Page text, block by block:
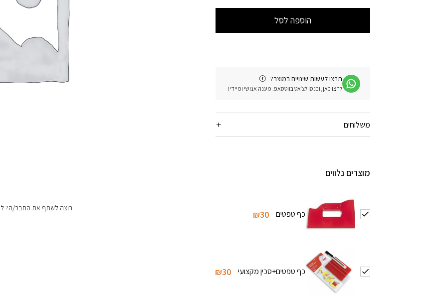
הוספה לסל
תרצו לעשות שינויים במוצר?
לחצו כאן, וכנסו לצ׳אט בווטסאפ. מענה אנושי ומיידי!
משלוחים
מוצרים נלווים
כף טפטים ₪30
כף טפטים+סכין מקצועי ₪30
רוצה לשתף את החבר/ה?